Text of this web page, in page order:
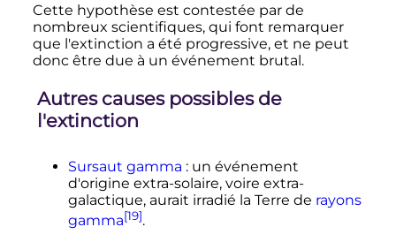
Cette hypothèse est contestée par de
nombreux scientifiques, qui font remarquer
que l'extinction a été progressive, et ne peut
donc être due à un événement brutal.
Autres causes possibles de
l'extinction
Sursaut gamma : un événement
d'origine extra-solaire, voire extra-
galactique, aurait irradié la Terre de rayons
gamma[19].